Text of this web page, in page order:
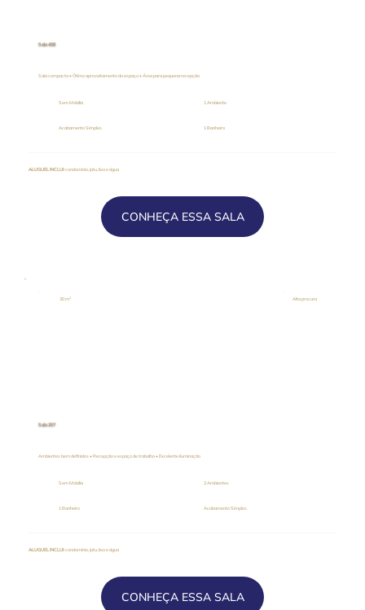
Sala 408
Sala compacta • Ótimo aproveitamento do espaço • Área para pequena recepção
Sem Mobília 1 Ambiente
Acabamento Simples 1 Banheiro
ALUGUEL INCLUI: condomínio, iptu, lixo e água
CONHEÇA ESSA SALA
30 m² Alta procura
Sala 207
Ambientes bem definidos • Recepção e espaço de trabalho • Excelente iluminação
Sem Mobília 2 Ambientes
1 Banheiro Acabamento Simples
ALUGUEL INCLUI: condomínio, iptu, lixo e água
CONHEÇA ESSA SALA